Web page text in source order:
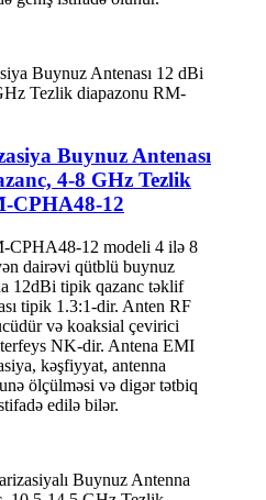
Buynuz Antenası
4-8 GHz Tezlik
CPHA48-12
CPHA48-12 modeli 4 ilə 8
dairəvi qütblü buynuz
12dBi tipik qazanc təklif
tipik 1.3:1-dir. Anten RF
və koaksial çevirici
NK-dir. Antena EMI
kəşfiyyat, antenna
ölçülməsi və digər tətbiq
edilə bilər.